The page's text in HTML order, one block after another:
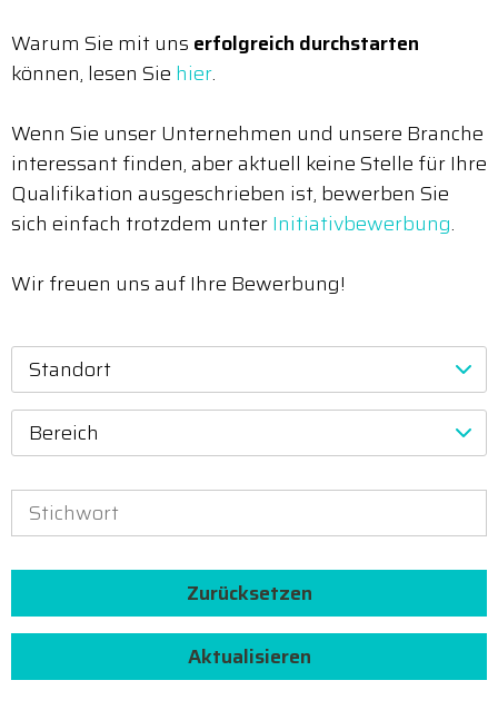
Warum Sie mit uns erfolgreich durchstarten
können, lesen Sie hier.
Wenn Sie unser Unternehmen und unsere Branche
interessant finden, aber aktuell keine Stelle für Ihre
Qualifikation ausgeschrieben ist, bewerben Sie
sich einfach trotzdem unterInitiativbewerbung.
Wir freuen uns auf Ihre Bewerbung!
Standort
Bereich
Zurücksetzen
Aktualisieren